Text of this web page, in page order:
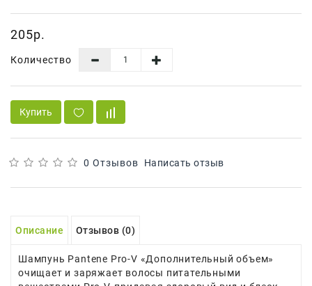
Гигиены
Посудомоечных
Машин
Для
Вредителей
Уход За
Обувью
205р.
Количество
Купить
0 Отзывов Написать отзыв
Описание Отзывов (0)
Шампунь Pantene Pro-V «Дополнительный объем»
очищает и заряжает волосы питательными